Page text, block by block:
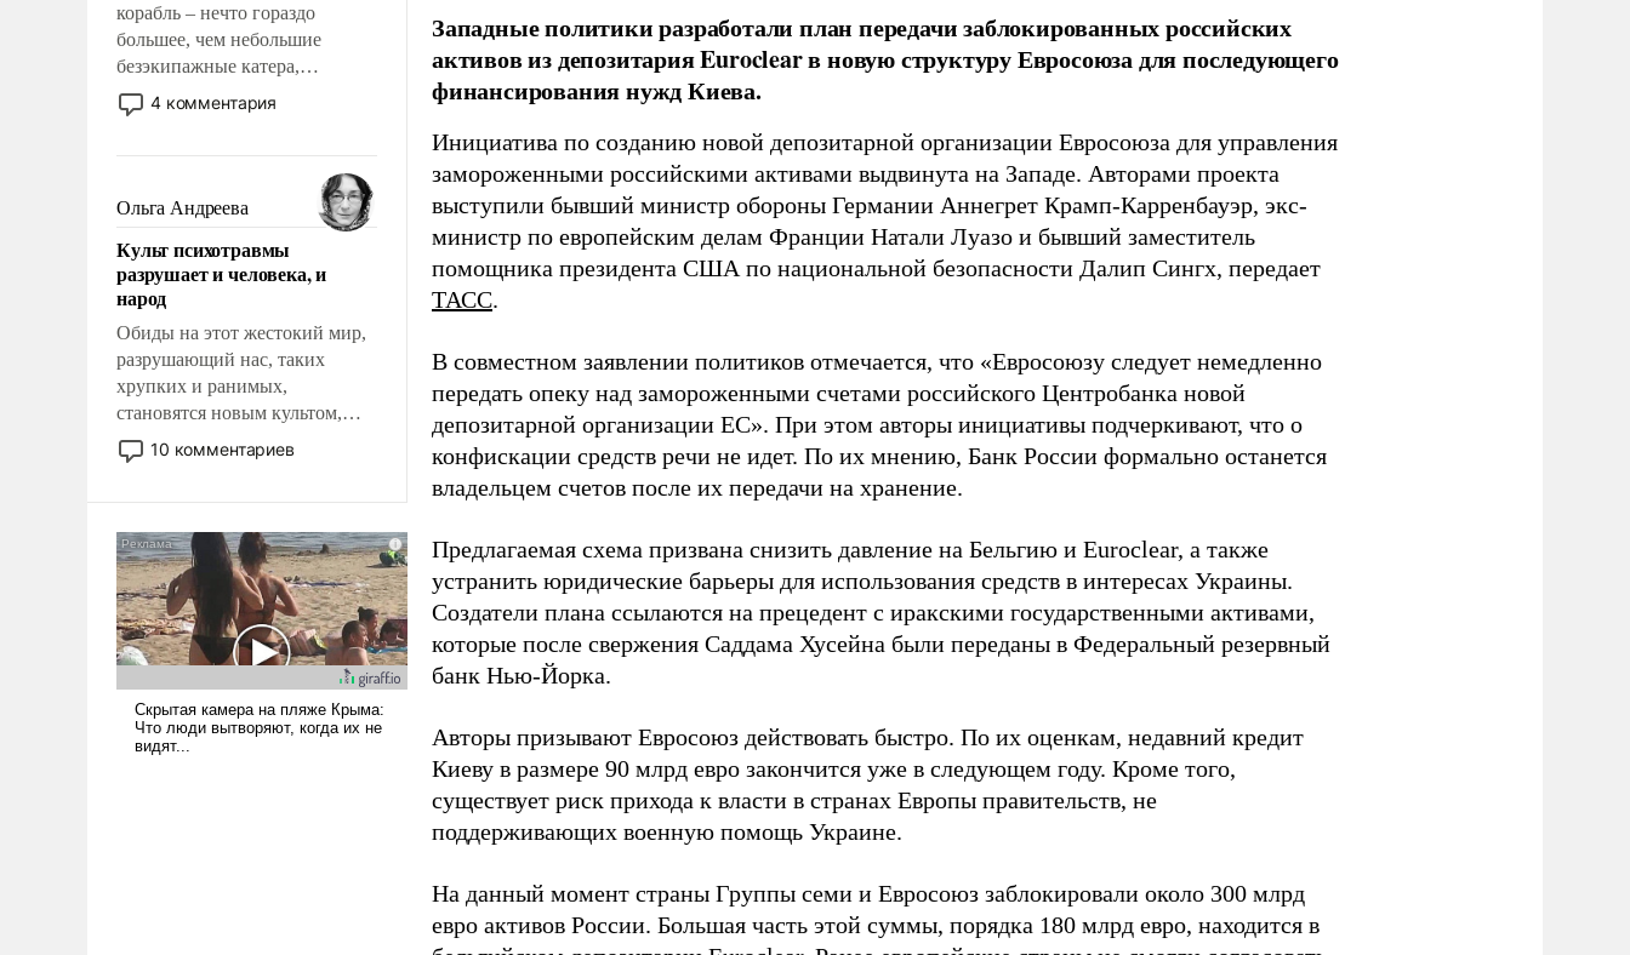
корабль – нечто гораздо
большее, чем небольшие
безэкипажные катера,
применение которых уже
стало обыденностью. Задача по
сложна и амбициозна. Однако
и ее реализация радикально
поднимет наши боевые
возможности.
4 комментария
Ольга Андреева
Культ психотравмы
разрушает и человека, и
народ
Обиды на этот жестокий мир,
разрушающий нас, таких
хрупких и ранимых,
становятся новым культом,
постепенно вытесняя и
отменяя традиционное
ударами судьбы, брать на себя
ответственность, помогать
слабым, идти вперед и
адаптироваться.
10 комментариев
Западные политики разработали план передачи заблокированных российских
активов из депозитария Euroclear в новую структуру Евросоюза для последующего
финансирования нужд Киева.
Инициатива по созданию новой депозитарной организации Евросоюза для управления
замороженными российскими активами выдвинута на Западе. Авторами проекта
выступили бывший министр обороны Германии Аннегрет Крамп-Карренбауэр, экс-
министр по европейским делам Франции Натали Луазо и бывший заместитель
помощника президента США по национальной безопасности Далип Сингх, передает
ТАСС.
В совместном заявлении политиков отмечается, что «Евросоюзу следует немедленно
передать опеку над замороженными счетами российского Центробанка новой
депозитарной организации ЕС». При этом авторы инициативы подчеркивают, что о
конфискации средств речи не идет. По их мнению, Банк России формально останется
владельцем счетов после их передачи на хранение.
Предлагаемая схема призвана снизить давление на Бельгию и Euroclear, а также
устранить юридические барьеры для использования средств в интересах Украины.
Создатели плана ссылаются на прецедент с иракскими государственными активами,
которые после свержения Саддама Хусейна были переданы в Федеральный резервный
банк Нью-Йорка.
Авторы призывают Евросоюз действовать быстро. По их оценкам, недавний кредит
Киеву в размере 90 млрд евро закончится уже в следующем году. Кроме того,
существует риск прихода к власти в странах Европы правительств, не
поддерживающих военную помощь Украине.
На данный момент страны Группы семи и Евросоюз заблокировали около 300 млрд
евро активов России. Большая часть этой суммы, порядка 180 млрд евро, находится в